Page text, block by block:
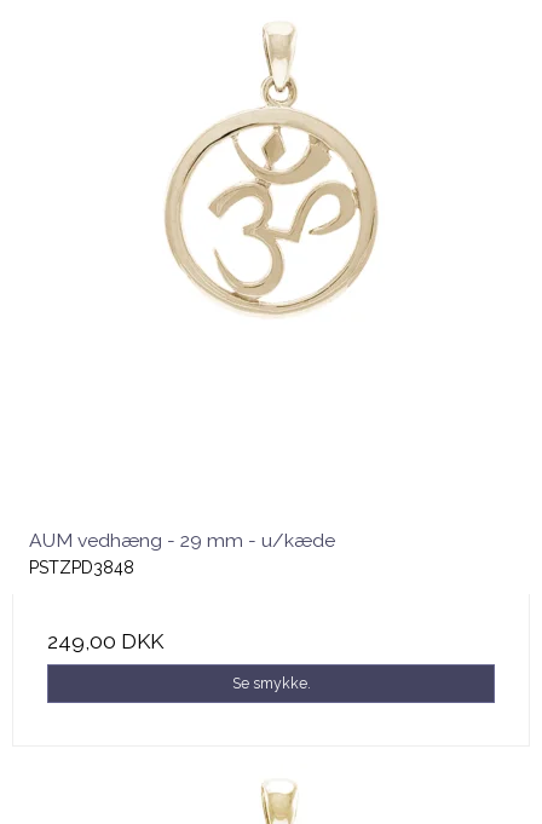
AUM vedhæng - 29 mm - u/kæde
PSTZPD3848
249,00 DKK
Se smykke.